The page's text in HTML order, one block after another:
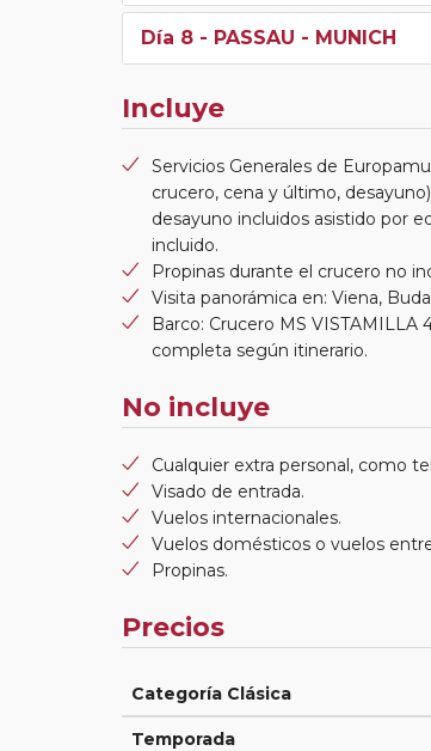
Día 8 - PASSAU - MUNICH
Incluye
Servicios Generales de
crucero, cena y último,
desayuno incluidos asistido por
incluido.
Propinas durante el crucero no
Visita panorámica en: Viena,
Barco: Crucero MS VISTAMILLA
completa según itinerario.
No incluye
Cualquier extra personal, como
Visado de entrada.
Vuelos internacionales.
Vuelos domésticos o vuelos
Propinas.
Precios
Categoría Clásica
Temporada